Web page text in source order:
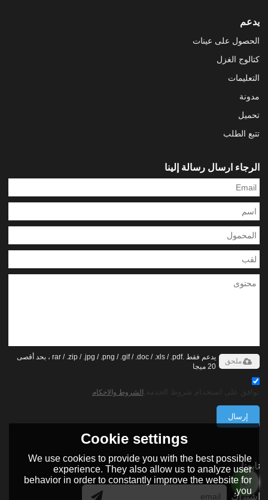
يدعم
الحصول على عينات
كتالوج الغزل
التعليمات
مدونة
تحميل
تتبع الطلب
الرجاء ارسال رسالة إلينا
يدعم فقط .rar / .zip / .jpg / .png / .gif / .doc / .xls / .pdf ، بحد أقصى
20 ميجا
ملحق
الشروط والاحكام
إرسال
تابعنا
اشتراك
Cookie settings
We use cookies to provide you with the best possible
experience. They also allow us to analyze user
behavior in order to constantly improve the website for
you.